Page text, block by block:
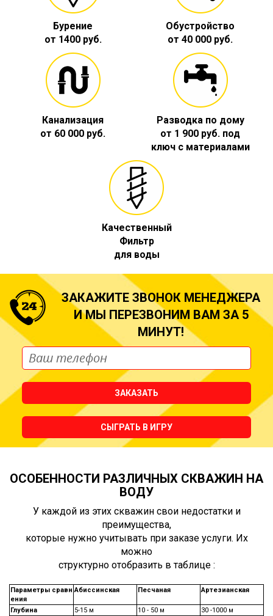
Бурение
от 1400 руб.
Обустройство
от 40 000 руб.
Канализация
от 60 000 руб.
Разводка по дому
от 1 900 руб. под
ключ с материалами
Качественный
Фильтр
для воды
ЗАКАЖИТЕ ЗВОНОК МЕНЕДЖЕРА
И МЫ ПЕРЕЗВОНИМ ВАМ ЗА 5
МИНУТ!
ЗАКАЗАТЬ
СЫГРАТЬ В ИГРУ
ОСОБЕННОСТИ РАЗЛИЧНЫХ СКВАЖИН НА
ВОДУ
У каждой из этих скважин свои недостатки и
преимущества,
которые нужно учитывать при заказе услуги. Их
можно
структурно отобразить в таблице :
Параметры сравн
ения
Абиссинская Песчаная Артезианская
Глубина 5-15 м 10 - 50 м
30 -1000 м